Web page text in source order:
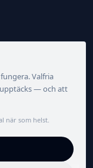
Valfria
— och att
när som helst.